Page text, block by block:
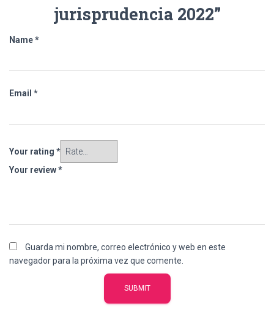
jurisprudencia 2022”
Name*
Email *
Your rating *
Your review*
Guarda mi nombre, correo electrónico y web en este
navegador para la próxima vez que comente.